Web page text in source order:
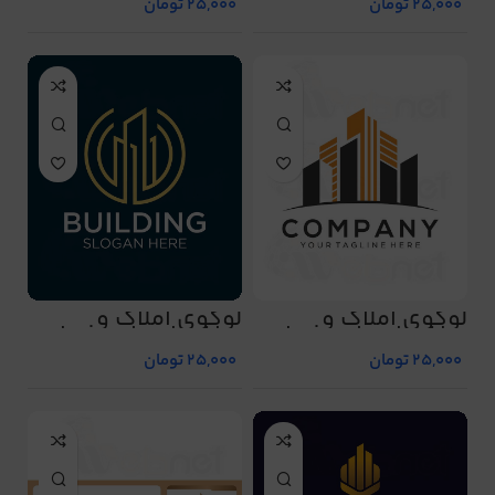
25,000تومان 25,000تومان
لوگوی املاک و
ساختمان طرح شماره
526
25,000تومان
لوگوی املاک و
ساختمان طرح شماره
527
25,000تومان